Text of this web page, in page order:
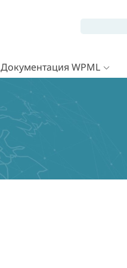
Документация WPML